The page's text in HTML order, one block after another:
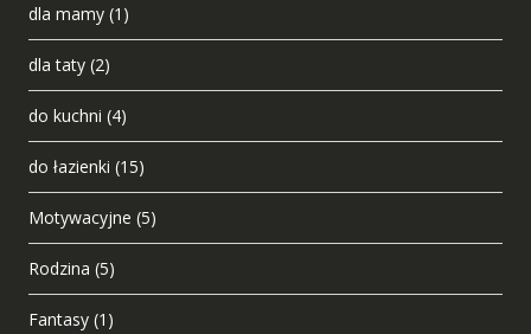
dla mamy (1)
dla taty (2)
do kuchni (4)
do łazienki (15)
Motywacyjne (5)
Rodzina (5)
Fantasy (1)